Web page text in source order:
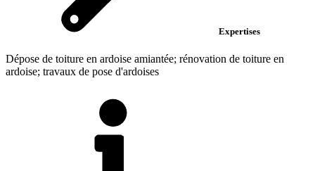
Expertises
Dépose de toiture en ardoise amiantée; rénovation de toiture en
ardoise; travaux de pose d'ardoises